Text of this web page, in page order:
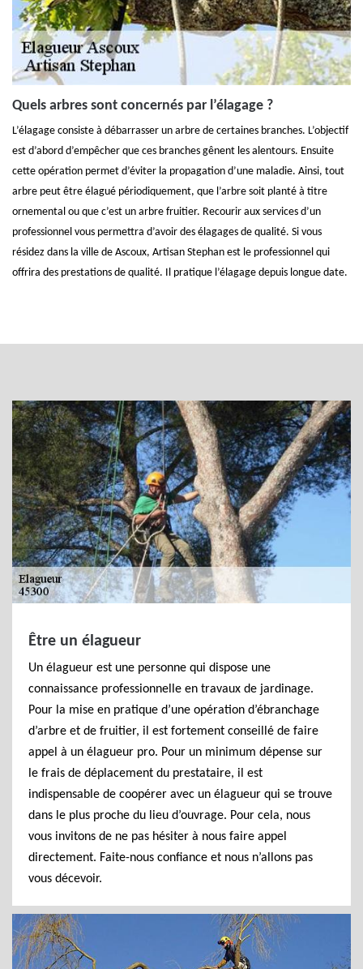
Quels arbres sont concernés par l’élagage ?
L’élagage consiste à débarrasser un arbre de certaines branches. L’objectif
est d’abord d’empêcher que ces branches gênent les alentours. Ensuite
cette opération permet d’éviter la propagation d’une maladie. Ainsi, tout
arbre peut être élagué périodiquement, que l’arbre soit planté à titre
ornemental ou que c’est un arbre fruitier. Recourir aux services d’un
professionnel vous permettra d’avoir des élagages de qualité. Si vous
résidez dans la ville de Ascoux, Artisan Stephan est le professionnel qui
offrira des prestations de qualité. Il pratique l’élagage depuis longue date.
Être un élagueur
Un élagueur est une personne qui dispose une
connaissance professionnelle en travaux de jardinage.
Pour la mise en pratique d’une opération d’ébranchage
d’arbre et de fruitier, il est fortement conseillé de faire
appel à un élagueur pro. Pour un minimum dépense sur
le frais de déplacement du prestataire, il est
indispensable de coopérer avec un élagueur qui se trouve
dans le plus proche du lieu d’ouvrage. Pour cela, nous
vous invitons de ne pas hésiter à nous faire appel
directement. Faite-nous confiance et nous n’allons pas
vous décevoir.